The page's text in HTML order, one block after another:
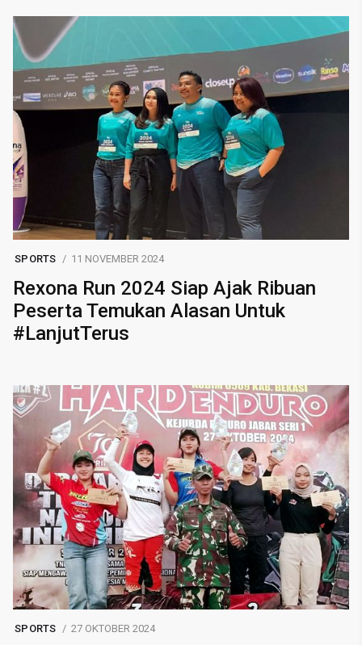
SPORTS 11 NOVEMBER 2024
Rexona Run 2024 Siap Ajak Ribuan
Peserta Temukan Alasan Untuk
#LanjutTerus
SPORTS 27 OKTOBER 2024